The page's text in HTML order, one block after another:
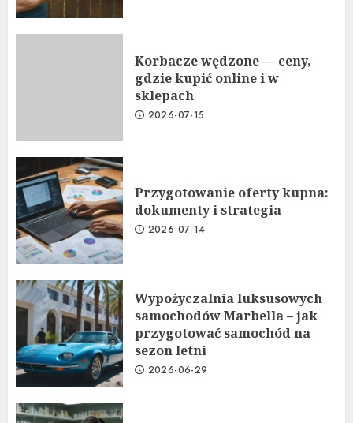
Korbacze wędzone — ceny,
gdzie kupić online i w
sklepach
2026-07-15
Przygotowanie oferty kupna:
dokumenty i strategia
2026-07-14
Wypożyczalnia luksusowych
samochodów Marbella – jak
przygotować samochód na
sezon letni
2026-06-29